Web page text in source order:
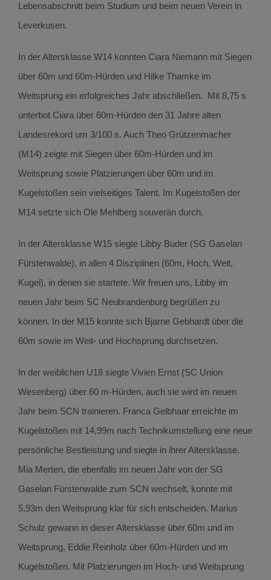
Lebensabschnitt beim Studium und beim neuen Verein in
Leverkusen.
In der Altersklasse W14 konnten Ciara Niemann mit Siegen
über 60m und 60m-Hürden und Hilke Thamke im
Weitsprung ein erfolgreiches Jahr abschließen. Mit 8,75 s
unterbot Ciara über 60m-Hürden den 31 Jahre alten
Landesrekord um 3/100 s. Auch Theo Grützenmacher
(M14) zeigte mit Siegen über 60m-Hürden und im
Weitsprung sowie Platzierungen über 60m und im
Kugelstoßen sein vielseitiges Talent. Im Kugelstoßen der
M14 setzte sich Ole Mehlberg souverän durch.
In der Altersklasse W15 siegte Libby Buder (SG Gaselan
Fürstenwalde), in allen 4 Disziplinen (60m, Hoch, Weit,
Kugel), in denen sie startete. Wir freuen uns, Libby im
neuen Jahr beim SC Neubrandenburg begrüßen zu
können. In der M15 konnte sich Bjarne Gebhardt über die
60m sowie im Weit- und Hochsprung durchsetzen.
In der weiblichen U18 siegte Vivien Ernst (SC Union
Wesenberg) über 60 m-Hürden, auch sie wird im neuen
Jahr beim SCN trainieren. Franca Gelbhaar erreichte im
Kugelstoßen mit 14,99m nach Technikumstellung eine neue
persönliche Bestleistung und siegte in ihrer Altersklasse.
Mia Merten, die ebenfalls im neuen Jahr von der SG
Gaselan Fürstenwalde zum SCN wechselt, konnte mit
5,93m den Weitsprung klar für sich entscheiden. Marius
Schulz gewann in dieser Altersklasse über 60m und im
Weitsprung, Eddie Reinholz über 60m-Hürden und im
Kugelstoßen. Mit Platzierungen im Hoch- und Weitsprung